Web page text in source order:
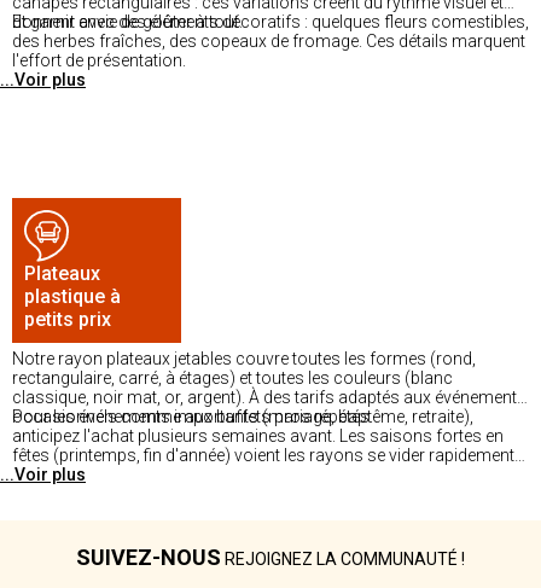
donnent envie de goûter à tout.
Et garnir avec des éléments décoratifs : quelques fleurs comestibles,
des herbes fraîches, des copeaux de fromage. Ces détails marquent
l'effort de présentation.
...Voir plus
Plateaux
plastique à
petits prix
Notre rayon plateaux jetables couvre toutes les formes (rond,
rectangulaire, carré, à étages) et toutes les couleurs (blanc
classique, noir mat, or, argent). À des tarifs adaptés aux événements
occasionnels comme aux buffets pros répétés.
Pour les événements importants (mariage, baptême, retraite),
anticipez l'achat plusieurs semaines avant. Les saisons fortes en
fêtes (printemps, fin d'année) voient les rayons se vider rapidement
sur les modèles les plus prisés. Disponible dans nos magasins.
...Voir plus
SUIVEZ-NOUS REJOIGNEZ LA COMMUNAUTÉ !